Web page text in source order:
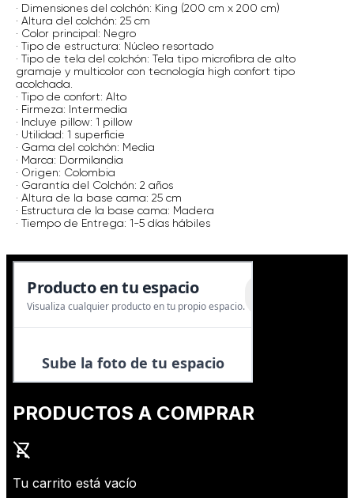
· Dimensiones del colchón: King (200 cm x 200 cm)
· Altura del colchón: 25 cm
· Color principal: Negro
· Tipo de estructura: Núcleo resortado
· Tipo de tela del colchón: Tela tipo microfibra de alto
gramaje y multicolor con tecnología high confort tipo
acolchada.
· Tipo de confort: Alto
· Firmeza: Intermedia
· Incluye pillow: 1 pillow
· Utilidad: 1 superficie
· Gama del colchón: Media
· Marca: Dormilandia
· Origen: Colombia
· Garantía del Colchón: 2 años
· Altura de la base cama: 25 cm
· Estructura de la base cama: Madera
· Tiempo de Entrega: 1-5 días hábiles